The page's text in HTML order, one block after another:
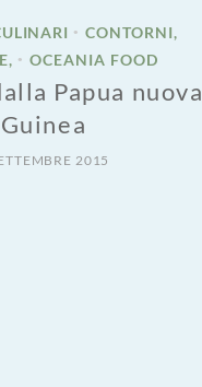
•
CONTORNI,
• OCEANIA FOOD
Papua nuova
Guinea
2015